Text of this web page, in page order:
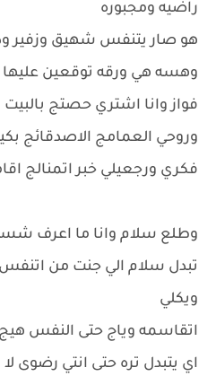
راضيه ومجبوره
هو صار يتنفس شهيق وزفير
وهسه هي ورقه توقعين عليها
فواز وانا اشتري حصتج
وروحي العمامج الاصدقائج
فكري ورجعيلي خبر اتمنالج
وطلع سلام وانا ما اعرف
تبدل سلام الي جنت من
ويكلي
اتقاسمه وياج حتى النفس
اي يتبدل تره حتى انتي رضوى